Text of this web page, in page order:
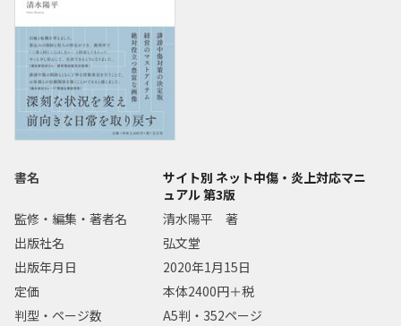
書名
サイト別 ネット中傷・炎上対応マニ
ュアル 第3版
監修・編集・著者名
清水陽平 著
出版社名
弘文堂
出版年月日
2020年1月15日
定価
本体2400円＋税
判型・ページ数
A5判・352ページ